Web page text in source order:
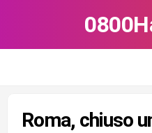
Roma, chiuso